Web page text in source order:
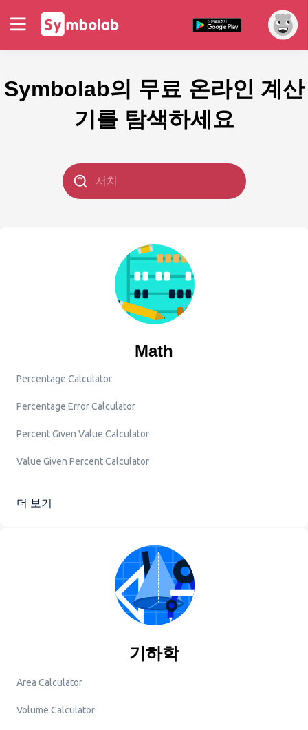
Symbolab의 무료 온라인 계산
기를 탐색하세요
Math
Percentage Calculator
Percentage Error Calculator
Percent Given Value Calculator
Value Given Percent Calculator
더 보기
기하학
Area Calculator
Volume Calculator